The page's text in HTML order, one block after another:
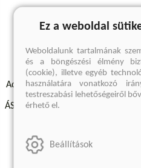
A keresett
Adatvédelmi szabályzatok
ÁSZF - Vásárlási feltételek
Szállítási információk
Ez a weboldal
Weboldalunk tartalmának
és a böngészési élmény
(cookie), illetve egyéb
használatára vonatkozó
testreszabási lehetőségeiről
érhető el.
Beállítások